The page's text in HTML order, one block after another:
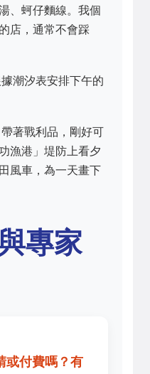
、蚵仔麵線。我個
店，通常不會踩
潮汐表安排下午的
著戰利品，剛好可
漁港」堤防上看夕
風車，為一天畫下
專家
或付費嗎？有